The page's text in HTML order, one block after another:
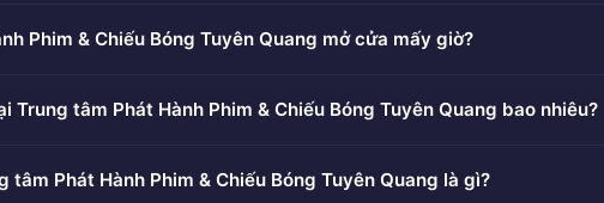
Phim & Chiếu Bóng Tuyên Quang mở cửa mấy giờ?
Trung tâm Phát Hành Phim & Chiếu Bóng Tuyên Quang bao nhiêu?
tâm Phát Hành Phim & Chiếu Bóng Tuyên Quang là gì?